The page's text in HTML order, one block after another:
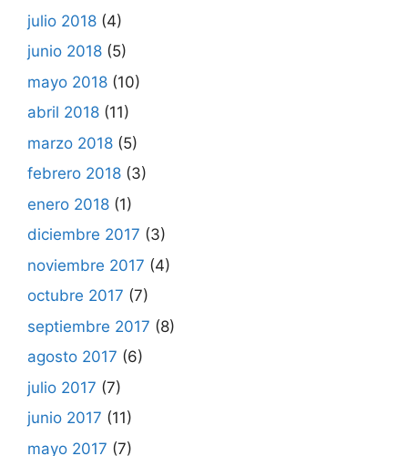
julio 2018 (4)
junio 2018 (5)
mayo 2018 (10)
abril 2018 (11)
marzo 2018 (5)
febrero 2018 (3)
enero 2018 (1)
diciembre 2017 (3)
noviembre 2017 (4)
octubre 2017 (7)
septiembre 2017 (8)
agosto 2017 (6)
julio 2017 (7)
junio 2017 (11)
mayo 2017 (7)